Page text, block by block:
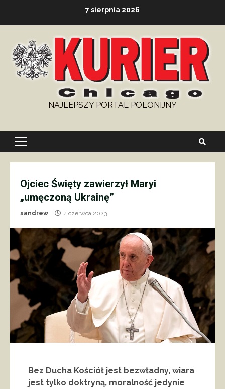
7 sierpnia 2026
NAJLEPSZY PORTAL POLONIJNY
Primary
Ojciec Święty zawierzył Maryi
„umęczoną Ukrainę”
sandrew 4 czerwca 2023
Bez Ducha Kościół jest bezwładny, wiara
jest tylko doktryną, moralność jedynie